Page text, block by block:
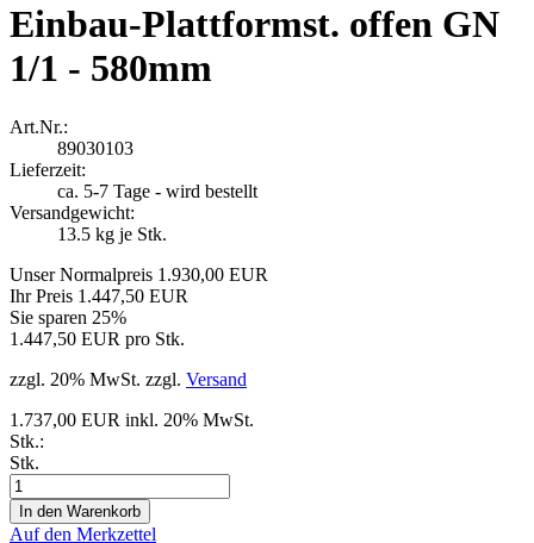
Einbau-Plattformst. offen GN
1/1 - 580mm
Art.Nr.:
89030103
Lieferzeit:
ca. 5-7 Tage - wird bestellt
Versandgewicht:
13.5 kg je Stk.
Unser Normalpreis 1.930,00 EUR
Ihr Preis 1.447,50 EUR
Sie sparen 25%
1.447,50 EUR pro Stk.
zzgl. 20% MwSt. zzgl. Versand
1.737,00 EUR inkl. 20% MwSt.
Stk.:
Stk.
Auf den Merkzettel